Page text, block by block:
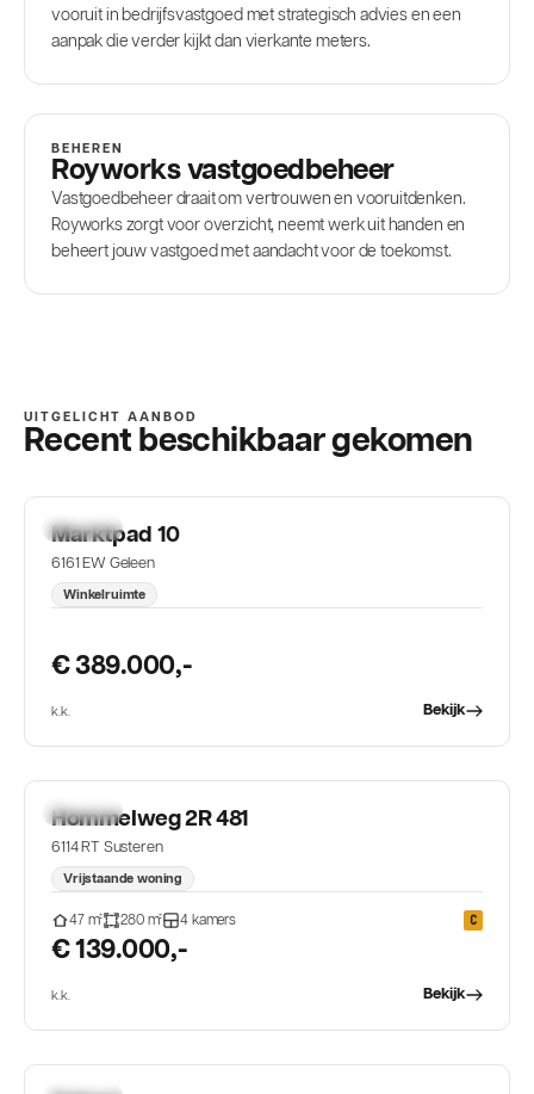
vooruit in bedrijfsvastgoed met strategisch advies en een
aanpak die verder kijkt dan vierkante meters.
BEHEREN
Royworks vastgoedbeheer
Vastgoedbeheer draait om vertrouwen en vooruitdenken.
Royworks zorgt voor overzicht, neemt werk uit handen en
beheert jouw vastgoed met aandacht voor de toekomst.
UITGELICHT AANBOD
Recent beschikbaar gekomen
TE KOOP
Marktpad 10
6161 EW Geleen
Winkelruimte
€ 389.000,-
k.k. Bekijk
TE KOOP
Hommelweg 2R 481
6114 RT Susteren
Vrijstaande woning
47m² 280m² 4 kamers C
€ 139.000,-
k.k. Bekijk